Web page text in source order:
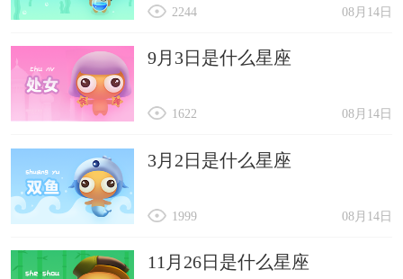
08月14日
2244
9月3日是什么星座
08月14日
1622
3月2日是什么星座
08月14日
1999
11月26日是什么星座